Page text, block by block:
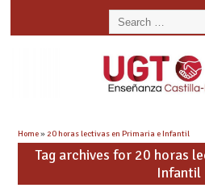
Home» 20 horas lectivas en Primaria e Infantil
Tag archives for 20 horas
Infantil